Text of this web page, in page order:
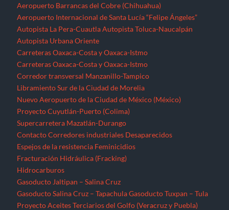
Aeropuerto Barrancas del Cobre (Chihuahua)
Aeropuerto Internacional de Santa Lucía “Felipe Ángeles”
Autopista La Pera-Cuautla Autopista Toluca-Naucalpán
Autopista Urbana Oriente
Carreteras Oaxaca-Costa y Oaxaca-Istmo
Carreteras Oaxaca-Costa y Oaxaca-Istmo
Corredor transversal Manzanillo-Tampico
Libramiento Sur de la Ciudad de Morelia
Nuevo Aeropuerto de la Ciudad de México (México)
Proyecto Cuyutlán-Puerto (Colima)
Supercarretera Mazatlán-Durango
Contacto Corredores industriales Desaparecidos
Espejos de la resistencia Feminicidios
Fracturación Hidráulica (Fracking)
Hidrocarburos
Gasoducto Jaltipan – Salina Cruz
Gasoducto Salina Cruz – Tapachula Gasoducto Tuxpan – Tula
Proyecto Aceites Terciarios del Golfo (Veracruz y Puebla)